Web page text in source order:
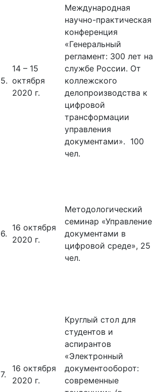
5.
14 – 15
октября
2020 г.
Международная
научно-практическая
конференция
«Генеральный
регламент: 300 лет на
службе России. От
коллежского
делопроизводства к
цифровой
трансформации
управления
документами». 100
чел.
6.
16 октября
2020 г.
Методологический
семинар «Управление
документами в
цифровой среде», 25
чел.
7.
16 октября
2020 г.
Круглый стол для
студентов и
аспирантов
«Электронный
документооборот:
современные